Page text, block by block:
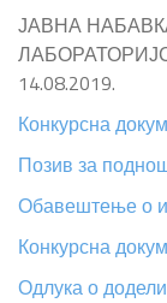
ЈАВНА
14.08.2019.
Конкурсна
Позив за
Обавештење о
Конкурсна
Одлука о